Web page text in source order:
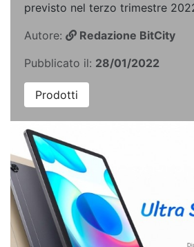
previsto nel terzo trimestre
Autore:
Redazione BitCity
Pubblicato il: 28/01/2022
Prodotti